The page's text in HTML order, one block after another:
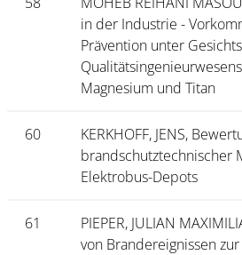
in der Industrie -
Prävention unter
Magnesium und Titan
60
KERKHOFF, JENS,
brandschutztechnischer
Elektrobus-Depots
61
PIEPER, JULIAN
von Brandereignissen